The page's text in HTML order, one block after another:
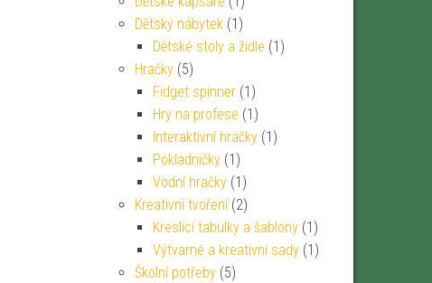
Dětský nábytek (1)
Dětské stoly a židle (1)
Hračky (5)
Fidget spinner (1)
Hry na profese (1)
Interaktivní hračky (1)
Pokladničky (1)
Vodní hračky (1)
Kreativní tvoření (2)
Kreslící tabulky a šablony (1)
Výtvarné a kreativní sady (1)
Školní potřeby (5)